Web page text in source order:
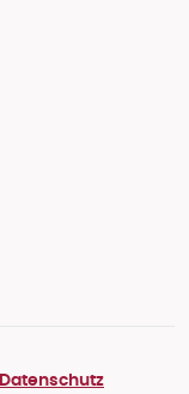
Datenschutz